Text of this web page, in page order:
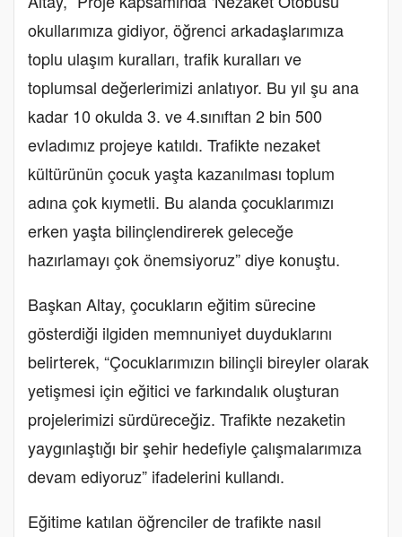
okullarımıza gidiyor, öğrenci arkadaşlarımıza
toplu ulaşım kuralları, trafik kuralları ve
toplumsal değerlerimizi anlatıyor. Bu yıl şu ana
kadar 10 okulda 3. ve 4.sınıftan 2 bin 500
evladımız projeye katıldı. Trafikte nezaket
kültürünün çocuk yaşta kazanılması toplum
adına çok kıymetli. Bu alanda çocuklarımızı
erken yaşta bilinçlendirerek geleceğe
hazırlamayı çok önemsiyoruz” diye konuştu.
Başkan Altay, çocukların eğitim sürecine
gösterdiği ilgiden memnuniyet duyduklarını
belirterek, “Çocuklarımızın bilinçli bireyler olarak
yetişmesi için eğitici ve farkındalık oluşturan
projelerimizi sürdüreceğiz. Trafikte nezaketin
yaygınlaştığı bir şehir hedefiyle çalışmalarımıza
devam ediyoruz” ifadelerini kullandı.
Eğitime katılan öğrenciler de trafikte nasıl